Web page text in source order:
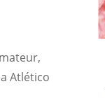
Atlético